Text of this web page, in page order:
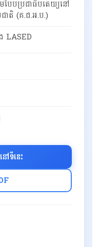
បែបប្រជាធិបតេយ្យនៅ
ជាតិ (គ.ជ.អ.ប.)
LASED
ទីនេះ